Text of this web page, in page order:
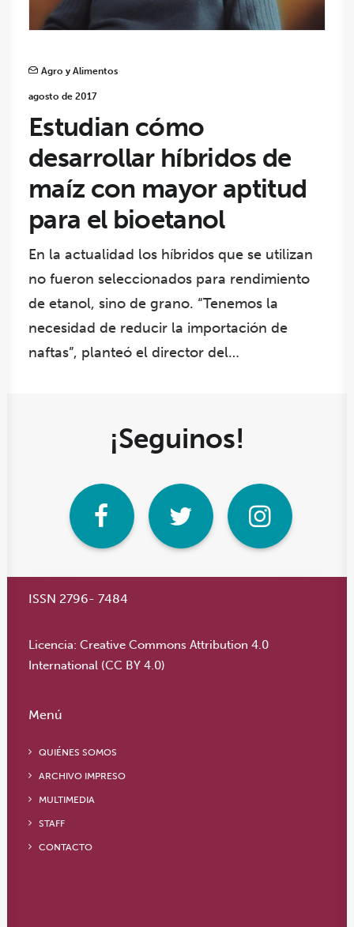
Agro y Alimentos
agosto de 2017
Estudian cómo
desarrollar híbridos de
maíz con mayor aptitud
para el bioetanol
En la actualidad los híbridos que se utilizan
no fueron seleccionados para rendimiento
de etanol, sino de grano. “Tenemos la
necesidad de reducir la importación de
naftas”, planteó el director del…
¡Seguinos!
ISSN 2796- 7484
Licencia: Creative Commons Attribution 4.0
International (CC BY 4.0)
Menú
QUIÉNES SOMOS
ARCHIVO IMPRESO
MULTIMEDIA
STAFF
CONTACTO